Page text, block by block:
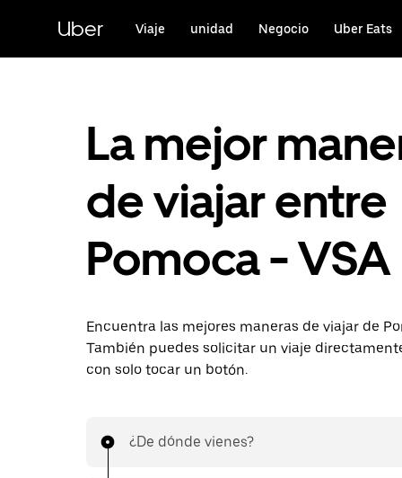
contenido
principal
Uber Viaje unidad Negocio Uber Eats
La mejor
de viajar entre
Pomoca - VSA
Encuentra las mejores maneras de viajar de
También puedes solicitar un viaje
con solo tocar un botón.
¿De dónde vienes?